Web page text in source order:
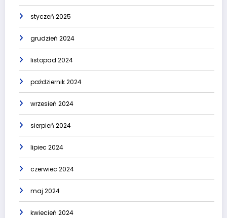
styczeń 2025
grudzień 2024
listopad 2024
październik 2024
wrzesień 2024
sierpień 2024
lipiec 2024
czerwiec 2024
maj 2024
kwiecień 2024